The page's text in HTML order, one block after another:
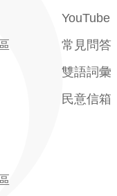
YouTube
常見問答
雙語詞彙
民意信箱